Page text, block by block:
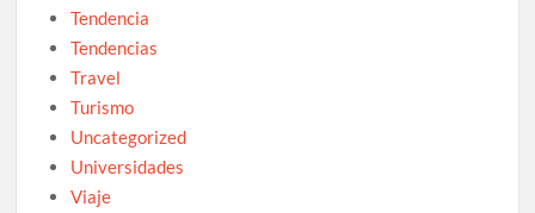
Tendencia
Tendencias
Travel
Turismo
Uncategorized
Universidades
Viaje